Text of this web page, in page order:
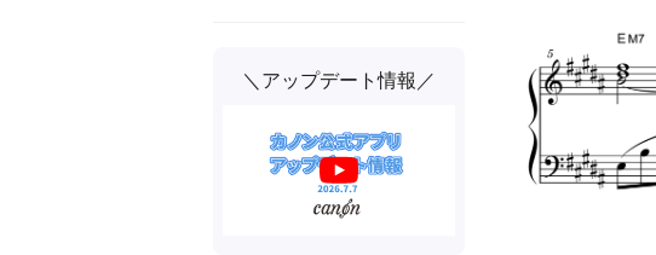
＼アップデート情報／